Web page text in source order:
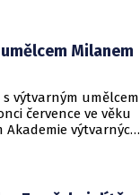
Milanem
výtvarným umělcem
července ve věku
Akademie výtvarných